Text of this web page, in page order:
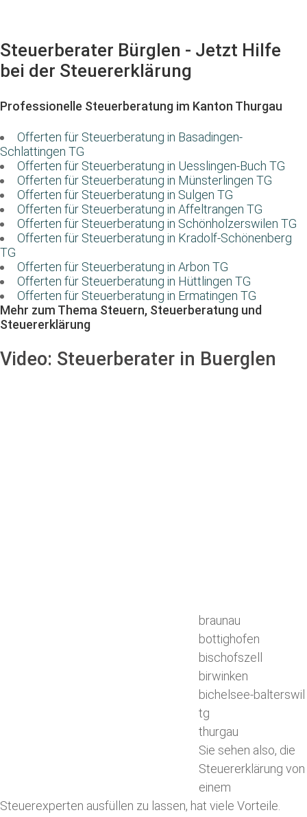
Steuerberater Bürglen - Jetzt Hilfe
bei der Steuererklärung
Professionelle Steuerberatung im Kanton Thurgau
Offerten für Steuerberatung in Basadingen-
Schlattingen TG
Offerten für Steuerberatung in Uesslingen-Buch TG
Offerten für Steuerberatung in Münsterlingen TG
Offerten für Steuerberatung in Sulgen TG
Offerten für Steuerberatung in Affeltrangen TG
Offerten für Steuerberatung in Schönholzerswilen TG
Offerten für Steuerberatung in Kradolf-Schönenberg
TG
Offerten für Steuerberatung in Arbon TG
Offerten für Steuerberatung in Hüttlingen TG
Offerten für Steuerberatung in Ermatingen TG
Mehr zum Thema Steuern, Steuerberatung und
Steuererklärung
Video: Steuerberater in Buerglen
braunau
bottighofen
bischofszell
birwinken
bichelsee-balterswil
tg
thurgau
Sie sehen also, die
Steuererklärung von
einem
Steuerexperten ausfüllen zu lassen, hat viele Vorteile.